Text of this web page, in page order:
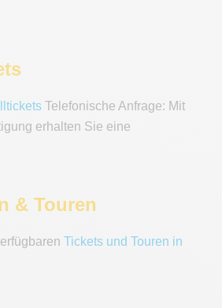
Telefonische Anfrage: Mit
erhalten Sie eine
& Touren
Tickets und Touren in